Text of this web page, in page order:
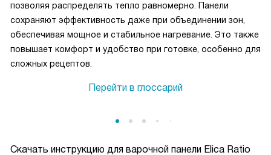
Скачать инструкцию для варочной панели Elica Ratio
позволяя распределять тепло равномерно. Панели
сохраняют эффективность даже при объединении зон,
обеспечивая мощное и стабильное нагревание. Это также
повышает комфорт и удобство при готовке, особенно для
сложных рецептов.
Перейти в глоссарий